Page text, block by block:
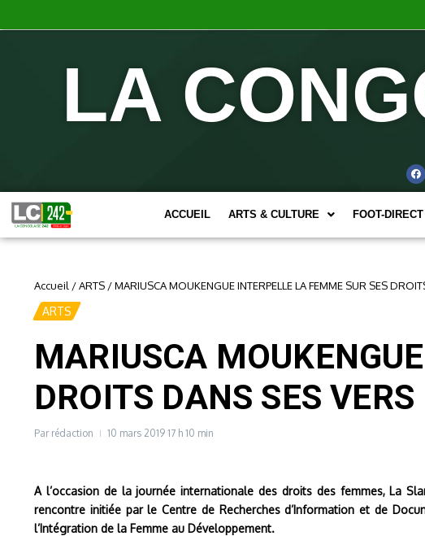
LA
ACCUEIL ARTS & CULTURE FOOT-DIRECT
Accueil /ARTS /MARIUSCA MOUKENGUE INTERPELLE LA FEMME SUR SES
ARTS
MARIUSCA
DROITS DANS SES VERS
Par rédaction 10 mars 2019 17 h 10 min
A l’occasion de la journée internationale des droits des femmes, La
rencontre initiée par le Centre de Recherches d’Information et de
l’Intégration de la Femme au Développement.